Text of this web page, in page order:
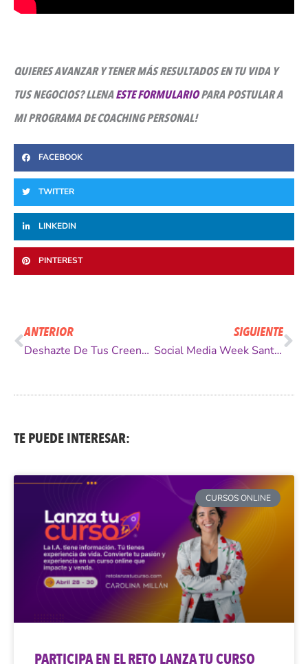
QUIERES AVANZAR Y TENER MÁS RESULTADOS EN TU VIDA Y
TUS NEGOCIOS? LLENAESTE FORMULARIOPARA POSTULAR A
MI PROGRAMA DE COACHING PERSONAL!
FACEBOOK
TWITTER
LINKEDIN
PINTEREST
ANTERIOR
Deshazte De Tus Creencias Limitantes
SIGUIENTE
Social Media Week Santiago – Un Evento Que No Te Puedes Perder
TE PUEDE INTERESAR:
CURSOS ONLINE
PARTICIPA EN EL RETO LANZA TU CURSO